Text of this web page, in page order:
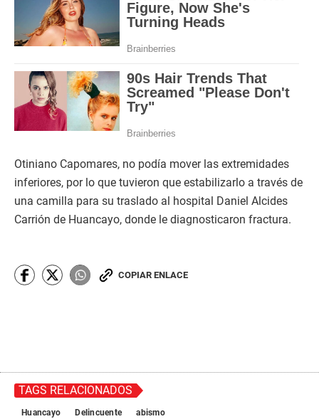
Otiniano Capomares, no podía mover las extremidades
inferiores, por lo que tuvieron que estabilizarlo a través de
una camilla para su traslado al hospital Daniel Alcides
Carrión de Huancayo, donde le diagnosticaron fractura.
COPIAR ENLACE
TAGS RELACIONADOS
Huancayo Delincuente abismo